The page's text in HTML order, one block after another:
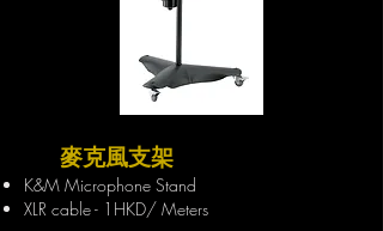
麥克風支架
K&M Microphone Stand
XLR cable - 1HKD/ Meters